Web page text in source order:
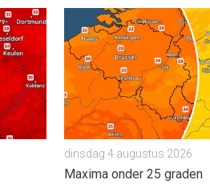
Tot maximaal 35 graden. . .
Koeler weer op komst.
dinsdag 4 augustus 2026
Maxima onder 25 graden